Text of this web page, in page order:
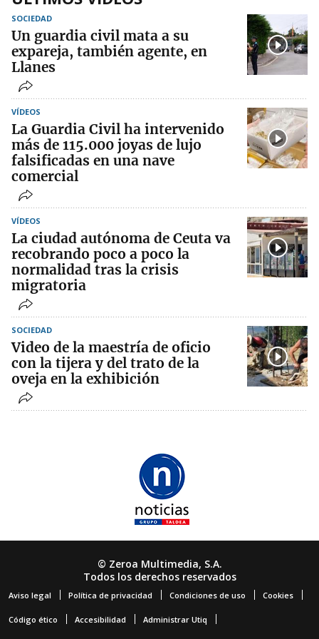
SOCIEDAD
Un guardia civil mata a su
expareja, también agente, en
Llanes
VÍDEOS
La Guardia Civil ha intervenido
más de 115.000 joyas de lujo
falsificadas en una nave
comercial
VÍDEOS
La ciudad autónoma de Ceuta va
recobrando poco a poco la
normalidad tras la crisis
migratoria
SOCIEDAD
Video de la maestría de oficio
con la tijera y del trato de la
oveja en la exhibición
© Zeroa Multimedia, S.A.
Todos los derechos reservados
Aviso legal Política de privacidad Condiciones de uso Cookies
Código ético Accesibilidad Administrar Utiq